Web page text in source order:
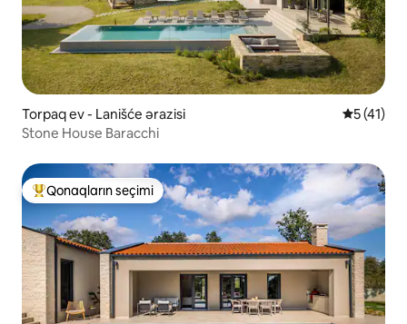
Torpaq ev - Lanišće ərazisi Ortalama
5 (41)
Stone House Baracchi
Populyar "Qonaqların seçimi"
Qonaqların seçimi